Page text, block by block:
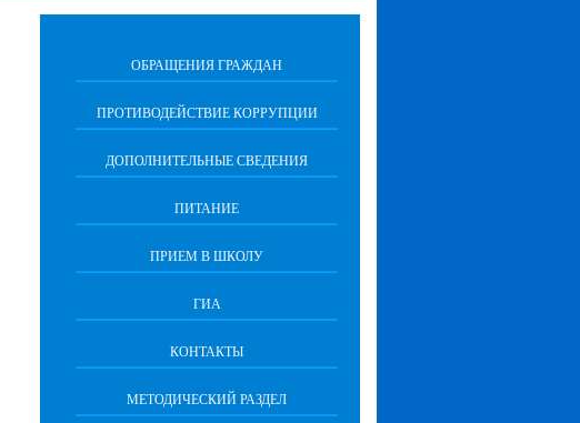
ОБРАЩЕНИЯ ГРАЖДАН
ПРОТИВОДЕЙСТВИЕ КОРРУПЦИИ
ДОПОЛНИТЕЛЬНЫЕ СВЕДЕНИЯ
ПИТАНИЕ
ПРИЕМ В ШКОЛУ
ГИА
КОНТАКТЫ
МЕТОДИЧЕСКИЙ РАЗДЕЛ